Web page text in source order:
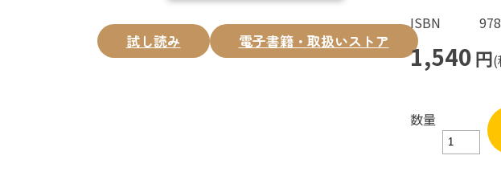
試し読み 電子書籍・取扱いストア
ISBN
1,540円
数量